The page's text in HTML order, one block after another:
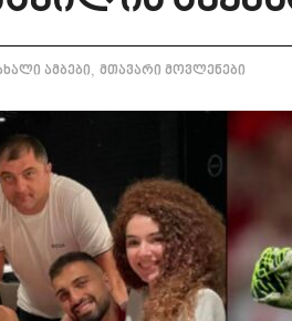
ამბები, მთავარი მოვლენები